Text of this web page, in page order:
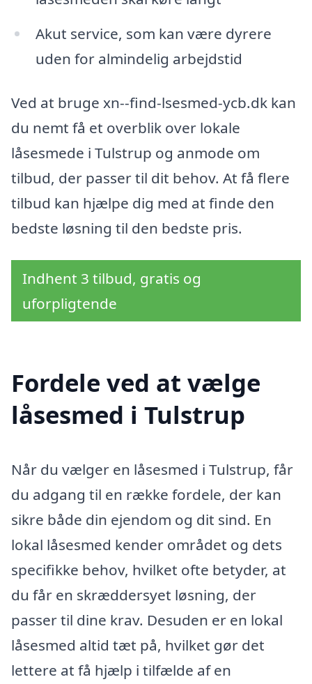
Akut service, som kan være dyrere
uden for almindelig arbejdstid
Ved at bruge xn--find-lsesmed-ycb.dk kan
du nemt få et overblik over lokale
låsesmede i Tulstrup og anmode om
tilbud, der passer til dit behov. At få flere
tilbud kan hjælpe dig med at finde den
bedste løsning til den bedste pris.
Indhent 3 tilbud, gratis og
uforpligtende
Fordele ved at vælge
låsesmed i Tulstrup
Når du vælger en låsesmed i Tulstrup, får
du adgang til en række fordele, der kan
sikre både din ejendom og dit sind. En
lokal låsesmed kender området og dets
specifikke behov, hvilket ofte betyder, at
du får en skræddersyet løsning, der
passer til dine krav. Desuden er en lokal
låsesmed altid tæt på, hvilket gør det
lettere at få hjælp i tilfælde af en